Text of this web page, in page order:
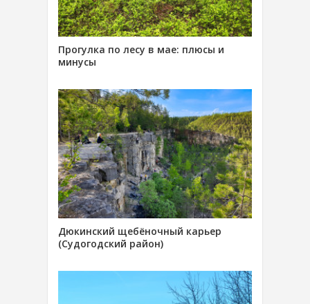
Прогулка по лесу в мае: плюсы и
минусы
Дюкинский щебёночный карьер
(Судогодский район)